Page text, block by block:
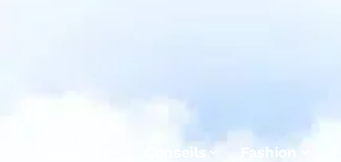
Conseils Fashion